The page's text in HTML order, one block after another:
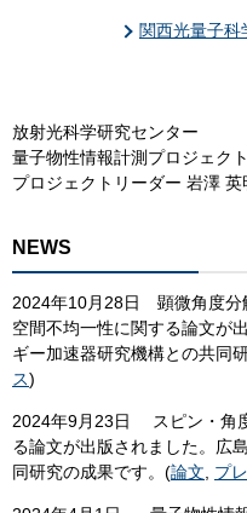
関西光量子科
放射光科学研究センター
量子物性情報計測プロジェクト
プロジェクトリーダー 岩澤 英
NEWS
2024年10月28日 顕微角度分
空間不均一性に関する論文が
ギー加速器研究機構との共同
ス)
2024年9月23日 スピン・角
る論文が出版されました。広
同研究の成果です。(論文 プ